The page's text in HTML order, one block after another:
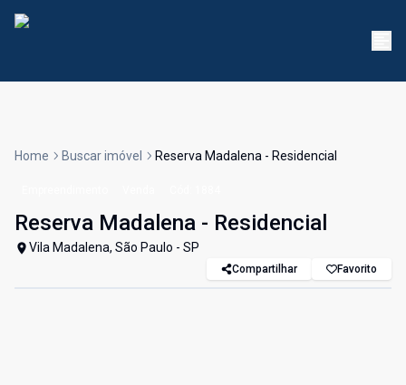
Home Buscar imóvel Reserva Madalena - Residencial
Reserva Madalena - Residencial
Vila Madalena, São Paulo - SP
Compartilhar Favorito